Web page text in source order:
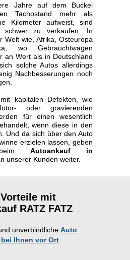
Jahre auf dem Buckel
Tachostand mehr als
Kilometer aufweist, sind
schwer zu verkaufen. In
Welt wie, Afrika, Osteuropa
wo Gebrauchtwagen
an Wert als in Deutschland
solche Autos allerdings
Nachbesserungen noch
kapitalen Defekten, wie
oder gravierenden
für einen wesentlich
wenn diese in den
Und da sich über den Auto
erzielen lassen, geben
Autoankauf in
unserer Kunden weiter.
mit
RATZ FATZ
unverbindliche Auto
Ihnen vor Ort